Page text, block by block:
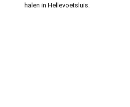
halen in Hellevoetsluis.